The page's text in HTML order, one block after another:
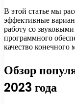
В этой статье мы
эффективные
работу со
программного
качество конечного
Обзор
2023 года